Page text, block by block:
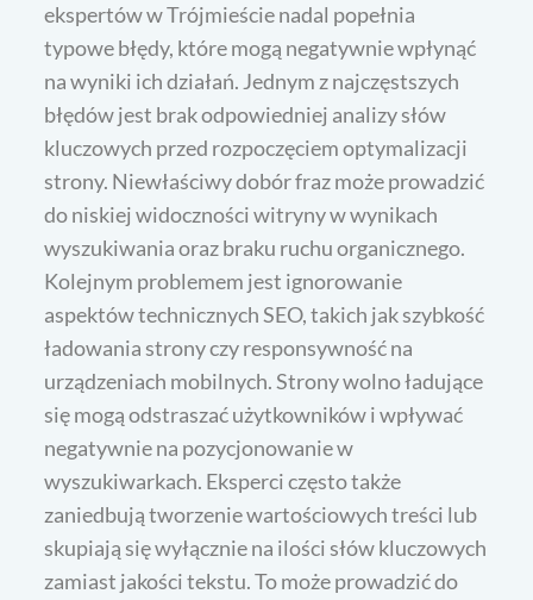
ekspertów w Trójmieście nadal popełnia
typowe błędy, które mogą negatywnie wpłynąć
na wyniki ich działań. Jednym z najczęstszych
błędów jest brak odpowiedniej analizy słów
kluczowych przed rozpoczęciem optymalizacji
strony. Niewłaściwy dobór fraz może prowadzić
do niskiej widoczności witryny w wynikach
wyszukiwania oraz braku ruchu organicznego.
Kolejnym problemem jest ignorowanie
aspektów technicznych SEO, takich jak szybkość
ładowania strony czy responsywność na
urządzeniach mobilnych. Strony wolno ładujące
się mogą odstraszać użytkowników i wpływać
negatywnie na pozycjonowanie w
wyszukiwarkach. Eksperci często także
zaniedbują tworzenie wartościowych treści lub
skupiają się wyłącznie na ilości słów kluczowych
zamiast jakości tekstu. To może prowadzić do